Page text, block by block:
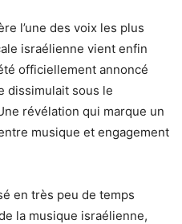
l’une des voix les plus
israélienne vient enfin
officiellement annoncé
révélation qui marque un
musique et engagement
en très peu de temps
la musique israélienne,